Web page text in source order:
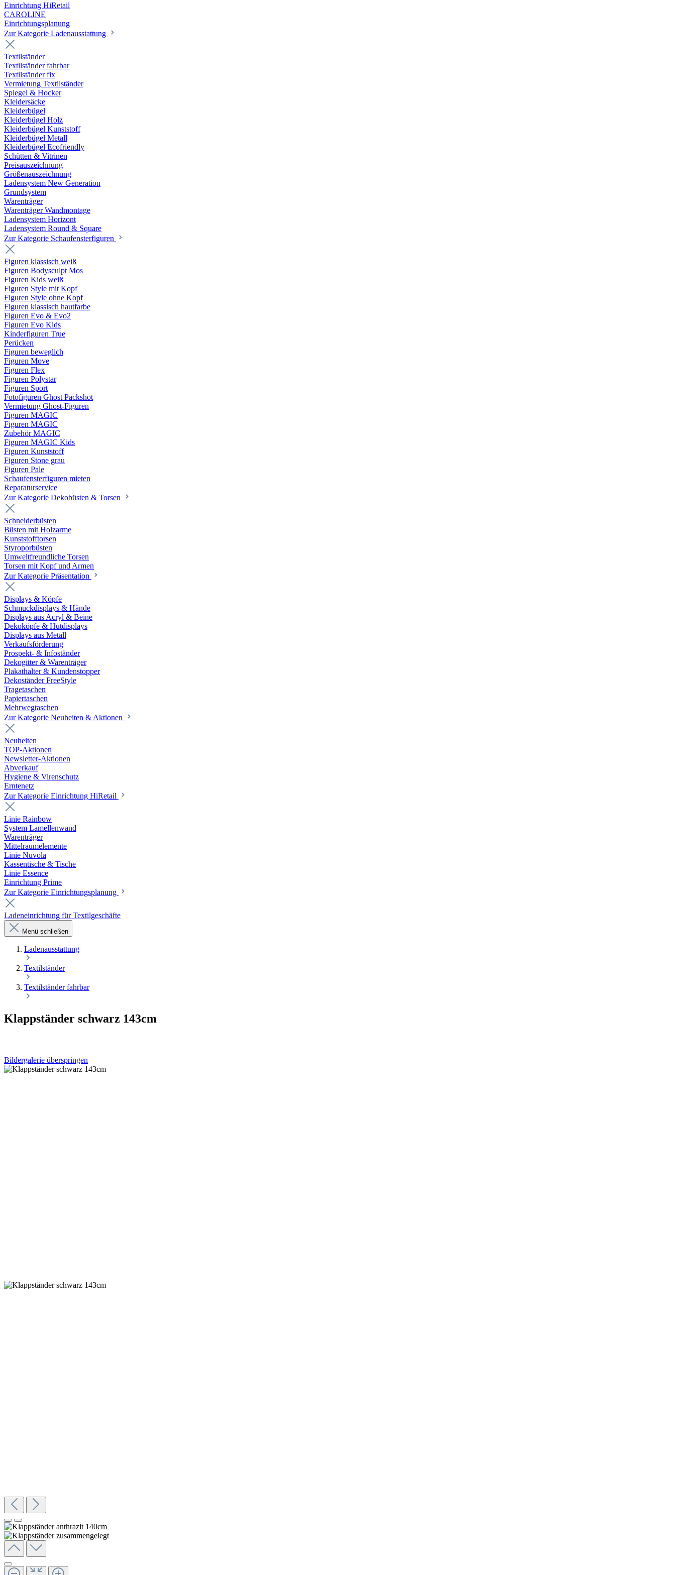
Einrichtung HiRetail
CAROLINE
Einrichtungsplanung
Zur Kategorie Laden­ausstattung
Textilständer
Textilständer fahrbar
Textilständer fix
Vermietung Textilständer
Spiegel & Hocker
Kleidersäcke
Kleiderbügel
Kleiderbügel Holz
Kleiderbügel Kunststoff
Kleiderbügel Metall
Kleiderbügel Ecofriendly
Schütten & Vitrinen
Preisauszeichnung
Größenauszeichnung
Ladensystem New Generation
Grundsystem
Warenträger
Warenträger Wandmontage
Ladensystem Horizont
Ladensystem Round & Square
Zur Kategorie Schaufenster­figuren
Figuren klassisch weiß
Figuren Bodysculpt Mos
Figuren Kids weiß
Figuren Style mit Kopf
Figuren Style ohne Kopf
Figuren klassisch hautfarbe
Figuren Evo & Evo2
Figuren Evo Kids
Kinderfiguren True
Perücken
Figuren beweglich
Figuren Move
Figuren Flex
Figuren Polystar
Figuren Sport
Fotofiguren Ghost Packshot
Vermietung Ghost-Figuren
Figuren MAGIC
Figuren MAGIC
Zubehör MAGIC
Figuren MAGIC Kids
Figuren Kunststoff
Figuren Stone grau
Figuren Pale
Schaufensterfiguren mieten
Reparaturservice
Zur Kategorie Dekobüsten & Torsen
Schneiderbüsten
Büsten mit Holzarme
Kunststofftorsen
Styroporbüsten
Umweltfreundliche Torsen
Torsen mit Kopf und Armen
Zur Kategorie Präsentation
Displays & Köpfe
Schmuckdisplays & Hände
Displays aus Acryl & Beine
Dekoköpfe & Hutdisplays
Displays aus Metall
Verkaufsförderung
Prospekt- & Infoständer
Dekogitter & Warenträger
Plakathalter & Kundenstopper
Dekoständer FreeStyle
Tragetaschen
Papiertaschen
Mehrwegtaschen
Zur Kategorie Neuheiten & Aktionen
Neuheiten
TOP-Aktionen
Newsletter-Aktionen
Abverkauf
Hygiene & Virenschutz
Erntenetz
Zur Kategorie Einrichtung HiRetail
Linie Rainbow
System Lamellenwand
Warenträger
Mittelraumelemente
Linie Nuvola
Kassentische & Tische
Linie Essence
Einrichtung Prime
Zur Kategorie Einrichtungsplanung
Ladeneinrichtung für Textilgeschäfte
Menü schließen
Laden­ausstattung
Textilständer
Textilständer fahrbar
Klappständer schwarz 143cm
Bildergalerie überspringen